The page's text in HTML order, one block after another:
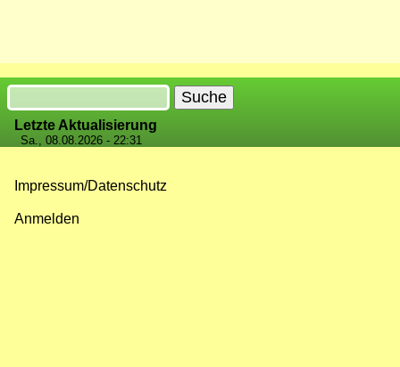
Suche
Letzte Aktualisierung
Sa., 08.08.2026 - 22:31
Impressum/Datenschutz
Anmelden